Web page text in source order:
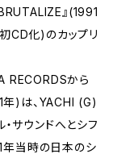
』(1991
CD化)のカップリ
RECORDSから
年)は、YACHI (G)
サウンドへとシフ
年当時の日本のシ